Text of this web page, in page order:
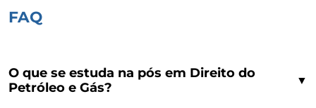
FAQ
O que se estuda na pós em Direito do
Petróleo e Gás?
▼